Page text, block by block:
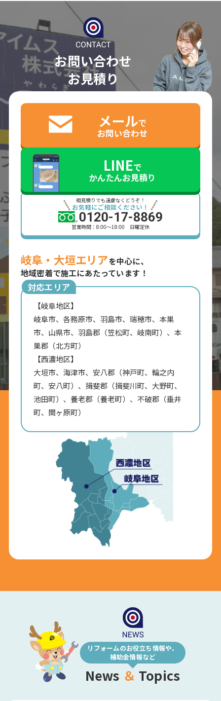
お問い合わせ
お見積り
メールで
お問い合わせ
LINEで
かんたんお見積り
相見積りでも遠慮なくどうぞ！
お気軽にご相談ください！
0120-17-8869
営業時間：8:00～18:00 日曜定休
岐阜・大垣エリアを中心に、
地域密着で施工にあたっています！
対応エリア
【岐阜地区】
岐阜市、各務原市、羽島市、瑞穂市、本巣
市、山県市、羽島郡（笠松町、岐南町）、本
巣郡（北方町）
【西濃地区】
大垣市、海津市、安八郡（神戸町、輪之内
町、安八町）、揖斐郡（揖斐川町、大野町、
池田町）、養老郡（養老町）、不破郡（垂井
町、関ヶ原町）
リフォームのお役立ち情報や、
補助金情報など
News ＆ Topics